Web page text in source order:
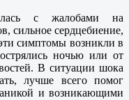
с жалобами на
сильное сердцебиение,
симптомы возникли в
ночью или от
В ситуации шока
лучше всего помог
и возникающими